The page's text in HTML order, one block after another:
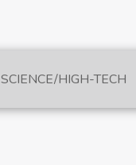
SCIENCE/HIGH-TECH